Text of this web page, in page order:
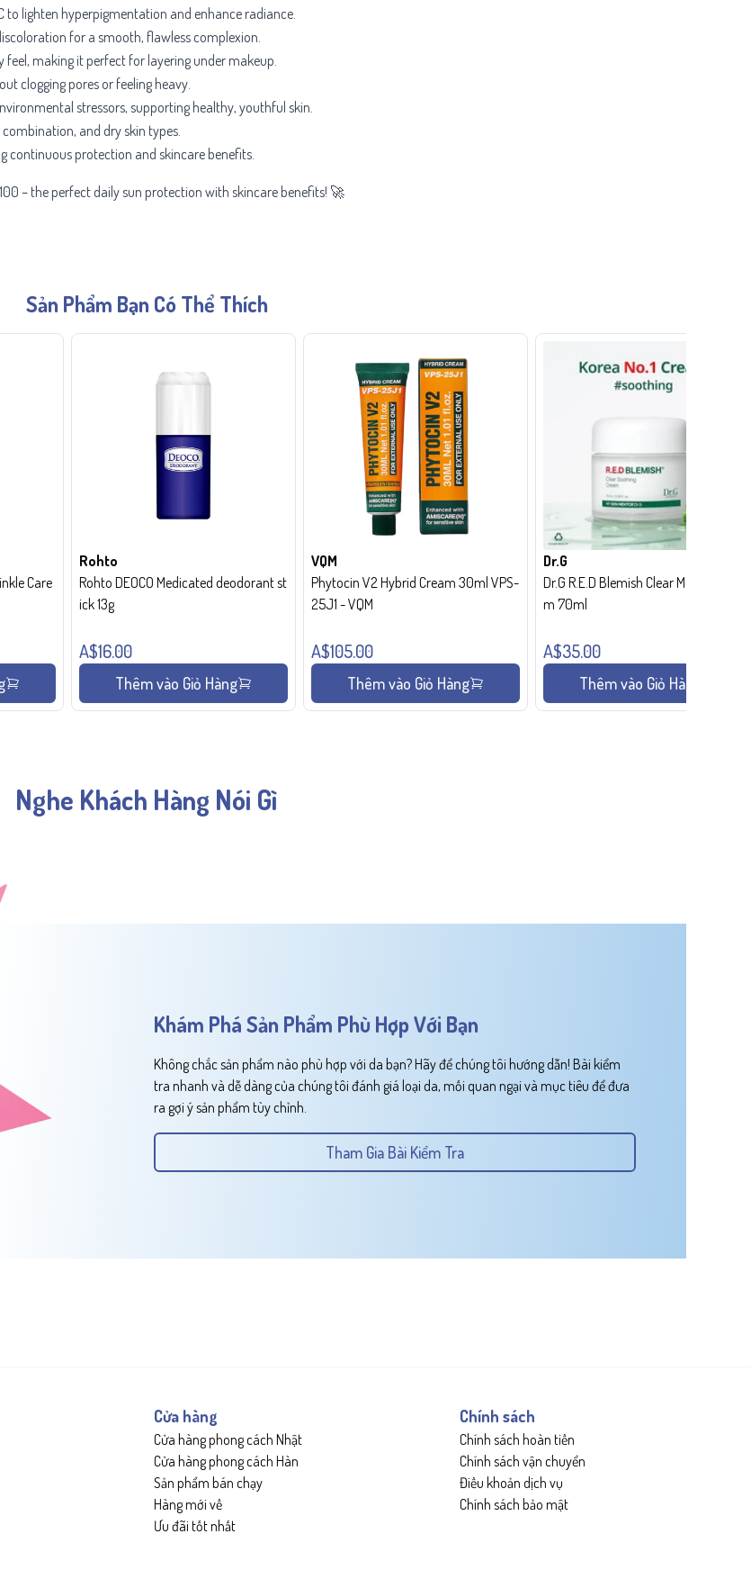
to lighten hyperpigmentation and enhance radiance.
for a smooth, flawless complexion.
making it perfect for layering under makeup.
clogging pores or feeling heavy.
stressors, supporting healthy, youthful skin.
and dry skin types.
continuous protection and skincare benefits.
– the perfect daily sun protection with skincare benefits! 🚀
Sản Phẩm Bạn Có Thể Thích
Care
Rohto
Rohto DEOCO Medicated deodorant st
ick 13g
A$16.00
Thêm vào Giỏ Hàng
VQM
Phytocin V2 Hybrid Cream 30ml VPS-
25J1 - VQM
A$105.00
Thêm vào Giỏ Hàng
Dr.G
Dr.G R.E.D Blemish Clear Moisture Crea
m 70ml
A$35.00
Thêm vào Giỏ Hàng
Nghe Khách Hàng Nói Gì
Khám Phá Sản Phẩm Phù Hợp Với Bạn
Không chắc sản phẩm nào phù hợp với da bạn? Hãy để chúng tôi hướng dẫn! Bài kiểm
tra nhanh và dễ dàng của chúng tôi đánh giá loại da, mối quan ngại và mục tiêu để đưa
ra gợi ý sản phẩm tùy chỉnh.
Tham Gia Bài Kiểm Tra
Cửa hàng
Cửa hàng phong cách Nhật
Cửa hàng phong cách Hàn
Sản phẩm bán chạy
Hàng mới về
Ưu đãi tốt nhất
Chính sách
Chính sách hoàn tiền
Chính sách vận chuyển
Điều khoản dịch vụ
Chính sách bảo mật